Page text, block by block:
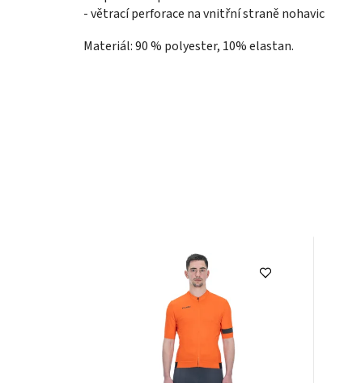
- větrací perforace na vnitřní straně nohavic
Materiál: 90 % polyester, 10% elastan.